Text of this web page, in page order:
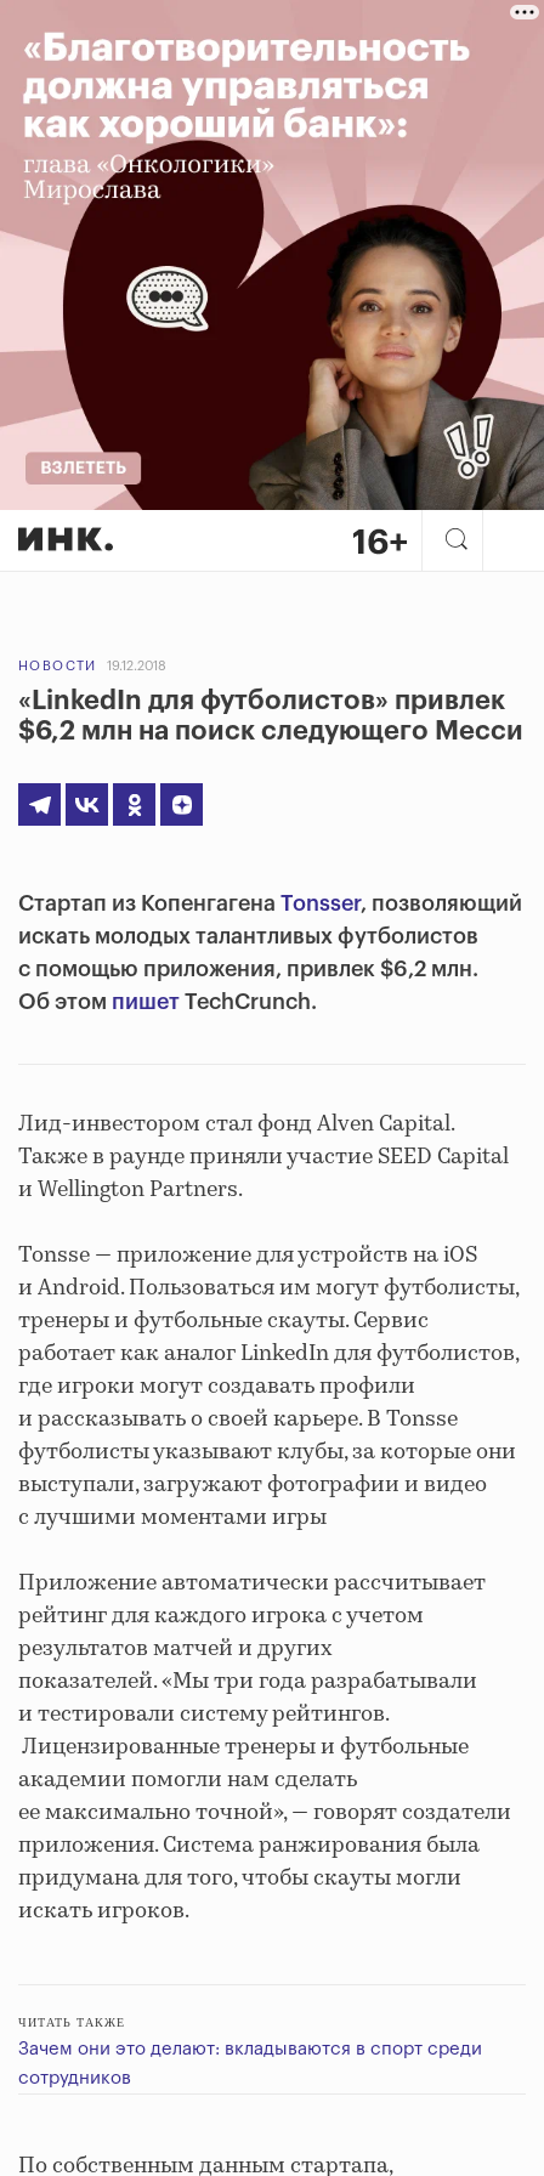
НОВОСТИ 19.12.2018
«LinkedIn для футболистов» привлек
$6,2 млн на поиск следующего Месси
Стартап из Копенгагена Tonsser, позволяющий
искать молодых талантливых футболистов
с помощью приложения, привлек $6,2 млн.
Об этом пишет TechCrunch.
Лид-инвестором стал фонд Alven Capital.
Также в раунде приняли участие SEED Capital
и Wellington Partners.
Tonsse — приложение для устройств на iOS
и Android. Пользоваться им могут футболисты,
тренеры и футбольные скауты. Сервис
работает как аналог LinkedIn для футболистов,
где игроки могут создавать профили
и рассказывать о своей карьере. В Tonsse
футболисты указывают клубы, за которые они
выступали, загружают фотографии и видео
с лучшими моментами игры
Приложение автоматически рассчитывает
рейтинг для каждого игрока с учетом
результатов матчей и других
показателей. «Мы три года разрабатывали
и тестировали систему рейтингов.
Лицензированные тренеры и футбольные
академии помогли нам сделать
ее максимально точной», — говорят создатели
приложения. Система ранжирования была
придумана для того, чтобы скауты могли
искать игроков.
ЧИТАТЬ ТАКЖЕ
Зачем они это делают: вкладываются в спорт среди
сотрудников
По собственным данным стартапа,